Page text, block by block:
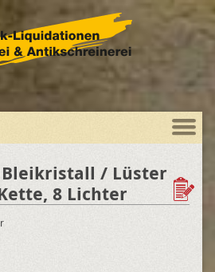
/ Lüster
8 Lichter